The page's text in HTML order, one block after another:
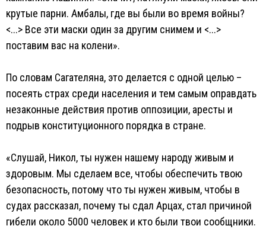
крутые парни. Амбалы, где вы были во время войны?
<...> Все эти маски один за другим снимем и <...>
поставим вас на колени».
По словам Сагателяна, это делается с одной целью –
посеять страх среди населения и тем самым оправдать
незаконные действия против оппозиции, аресты и
подрыв конституционного порядка в стране.
«Слушай, Никол, ты нужен нашему народу живым и
здоровым. Мы сделаем все, чтобы обеспечить твою
безопасность, потому что ты нужен живым, чтобы в
судах рассказал, почему ты сдал Арцах, стал причиной
гибели около 5000 человек и кто были твои сообщники.